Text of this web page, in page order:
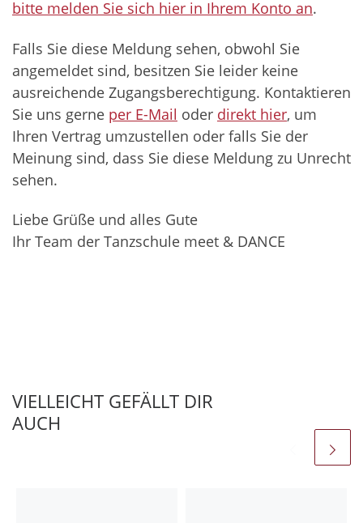
bitte melden Sie sich hier in Ihrem Konto an.
Falls Sie diese Meldung sehen, obwohl Sie
angemeldet sind, besitzen Sie leider keine
ausreichende Zugangsberechtigung. Kontaktieren
Sie uns gerne per E-Mail oder direkt hier, um
Ihren Vertrag umzustellen oder falls Sie der
Meinung sind, dass Sie diese Meldung zu Unrecht
sehen.
Liebe Grüße und alles Gute
Ihr Team der Tanzschule meet & DANCE
VIELLEICHT GEFÄLLT DIR
AUCH